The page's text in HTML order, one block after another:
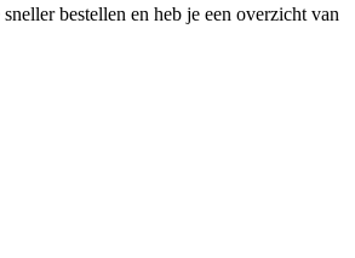
bestellen en heb je een overzicht van